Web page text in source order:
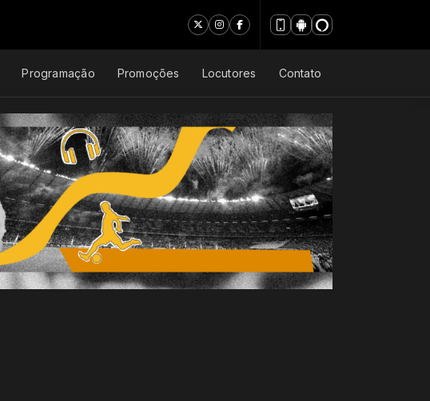
Programação Promoções Locutores Contato